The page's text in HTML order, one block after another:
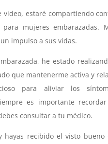
estaré compartiendo
para mujeres embarazadas.
impulso a sus vidas.
he estado
que mantenerme activa y
para aliviar los
es importante
consultar a tu médico.
recibido el visto bueno